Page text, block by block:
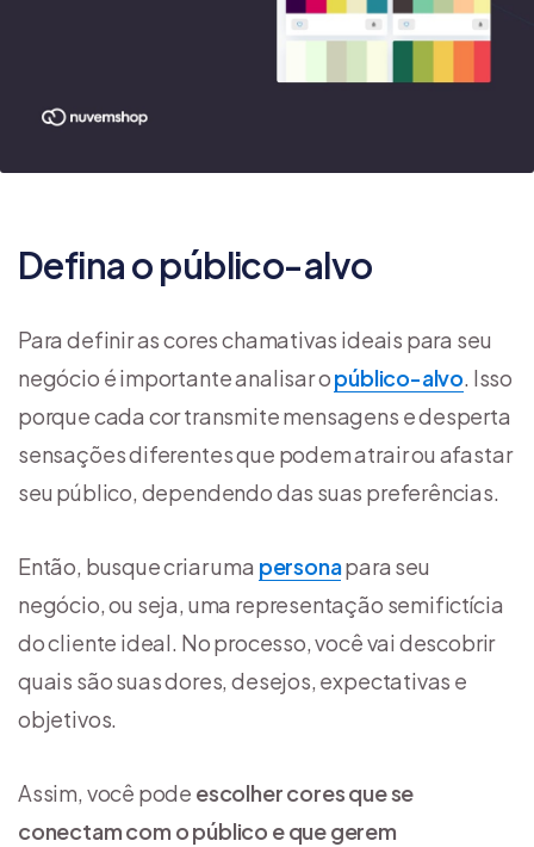
Defina o público-alvo
Para definir as cores chamativas ideais para seu
negócio é importante analisar opúblico-alvo. Isso
porque cada cor transmite mensagens e desperta
sensações diferentes que podem atrair ou afastar
seu público, dependendo das suas preferências.
Então, busque criar uma personapara seu
negócio, ou seja, uma representação semifictícia
do cliente ideal. No processo, você vai descobrir
quais são suas dores, desejos, expectativas e
objetivos.
Assim, você pode escolher cores que se
conectam com o público e que gerem